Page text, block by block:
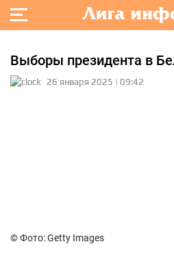
Выборы президента в
26 января 2025 | 09:42
© Фото: Getty Images